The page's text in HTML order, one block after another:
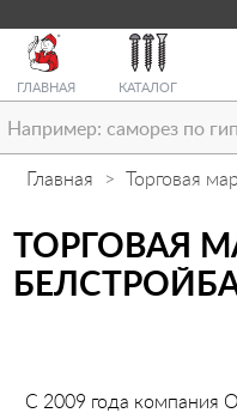
ГЛАВНАЯ КАТАЛОГ
Главная Торговая
ТОРГОВАЯ
С 2009 года компания